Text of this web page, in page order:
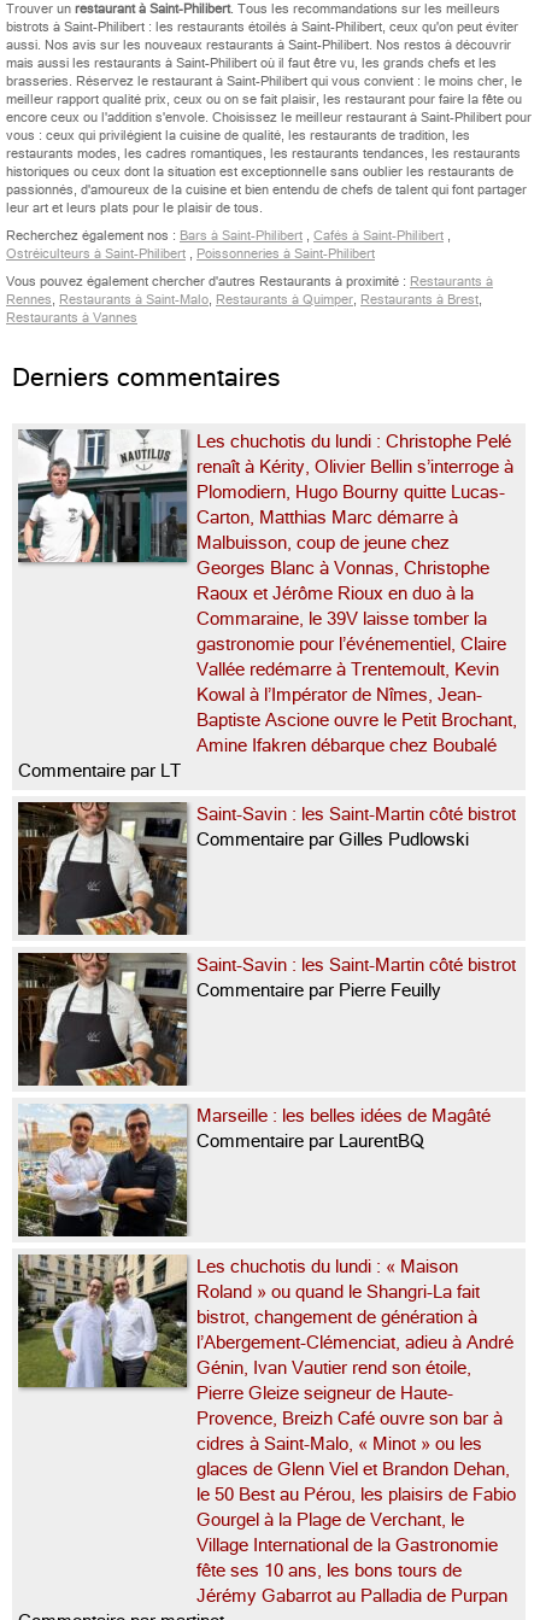
Trouver un restaurant à Saint-Philibert. Tous les recommandations sur les meilleurs
bistrots à Saint-Philibert : les restaurants étoilés à Saint-Philibert, ceux qu'on peut éviter
aussi. Nos avis sur les nouveaux restaurants à Saint-Philibert. Nos restos à découvrir
mais aussi les restaurants à Saint-Philibert où il faut être vu, les grands chefs et les
brasseries. Réservez le restaurant à Saint-Philibert qui vous convient : le moins cher, le
meilleur rapport qualité prix, ceux ou on se fait plaisir, les restaurant pour faire la fête ou
encore ceux ou l'addition s'envole. Choisissez le meilleur restaurant à Saint-Philibert pour
vous : ceux qui privilégient la cuisine de qualité, les restaurants de tradition, les
restaurants modes, les cadres romantiques, les restaurants tendances, les restaurants
historiques ou ceux dont la situation est exceptionnelle sans oublier les restaurants de
passionnés, d'amoureux de la cuisine et bien entendu de chefs de talent qui font partager
leur art et leurs plats pour le plaisir de tous.
Recherchez également nos : Bars à Saint-Philibert , Cafés à Saint-Philibert ,
Ostréiculteurs à Saint-Philibert , Poissonneries à Saint-Philibert
Vous pouvez également chercher d'autres Restaurants à proximité : Restaurants à
Rennes, Restaurants à Saint-Malo, Restaurants à Quimper, Restaurants à Brest,
Restaurants à Vannes
Derniers commentaires
Les chuchotis du lundi : Christophe Pelé
renaît à Kérity, Olivier Bellin s’interroge à
Plomodiern, Hugo Bourny quitte Lucas-
Carton, Matthias Marc démarre à
Malbuisson, coup de jeune chez
Georges Blanc à Vonnas, Christophe
Raoux et Jérôme Rioux en duo à la
Commaraine, le 39V laisse tomber la
gastronomie pour l’événementiel, Claire
Vallée redémarre à Trentemoult, Kevin
Kowal à l’Impérator de Nîmes, Jean-
Baptiste Ascione ouvre le Petit Brochant,
Amine Ifakren débarque chez Boubalé
Commentaire par LT
Saint-Savin : les Saint-Martin côté bistrot
Commentaire par Gilles Pudlowski
Saint-Savin : les Saint-Martin côté bistrot
Commentaire par Pierre Feuilly
Marseille : les belles idées de Magâté
Commentaire par LaurentBQ
Les chuchotis du lundi : « Maison
Roland » ou quand le Shangri-La fait
bistrot, changement de génération à
l’Abergement-Clémenciat, adieu à André
Génin, Ivan Vautier rend son étoile,
Pierre Gleize seigneur de Haute-
Provence, Breizh Café ouvre son bar à
cidres à Saint-Malo, « Minot » ou les
glaces de Glenn Viel et Brandon Dehan,
le 50 Best au Pérou, les plaisirs de Fabio
Gourgel à la Plage de Verchant, le
Village International de la Gastronomie
fête ses 10 ans, les bons tours de
Jérémy Gabarrot au Palladia de Purpan